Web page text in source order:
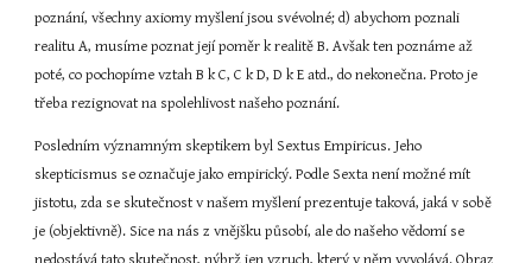
poznání, všechny axiomy myšlení jsou svévolné; d) abychom poznali
realitu A, musíme poznat její poměr k realitě B. Avšak ten poznáme až
poté, co pochopíme vztah B k C, C k D, D k E atd., do nekonečna. Proto je
třeba rezignovat na spolehlivost našeho poznání.
Posledním významným skeptikem byl Sextus Empiricus. Jeho
skepticismus se označuje jako empirický. Podle Sexta není možné mít
jistotu, zda se skutečnost v našem myšlení prezentuje taková, jaká v sobě
je (objektivně). Sice na nás z vnějšku působí, ale do našeho vědomí se